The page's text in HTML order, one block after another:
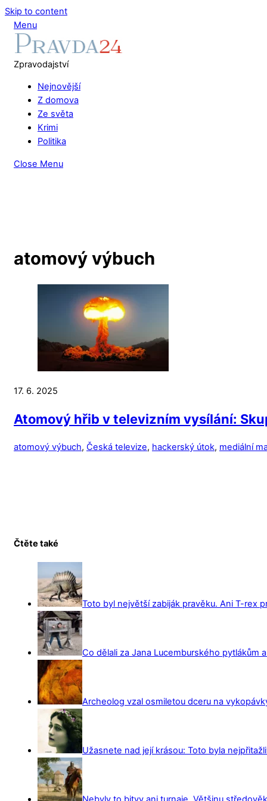
Skip to content
Menu
Zpravodajství
Nejnovější
Z domova
Ze světa
Krimi
Politika
Close Menu
atomový výbuch
17. 6. 2025
Atomový hřib v televizním vysílání:
atomový výbuch, Česká televize, hackerský útok, mediální
Čtěte také
Toto byl největší zabiják pravěku. Ani T-rex
Co dělali za Jana Lucemburského pytlákům
Archeolog vzal osmiletou dceru na
Užasnete nad její krásou: Toto byla